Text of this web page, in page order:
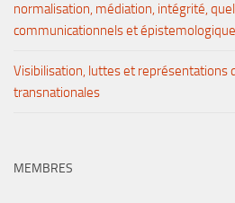
normalisation, médiation, intégrité,
communicationnels et
Visibilisation, luttes et représentations
transnationales
MEMBRES